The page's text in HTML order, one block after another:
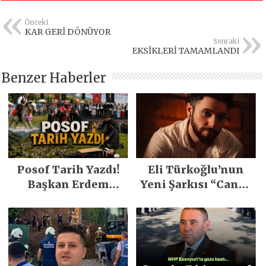
Önceki
KAR GERİ DÖNÜYOR
Sonraki
EKSİKLERİ TAMAMLANDI
Benzer Haberler
Posof Tarih Yazdı!
Başkan Erdem
Emeğiyle Son
Yılların En Büyük
Festivali
Gerçekleşti
Eli Türkoğlu’nun
Yeni Şarkısı “Canın
İlgi Gördü!..